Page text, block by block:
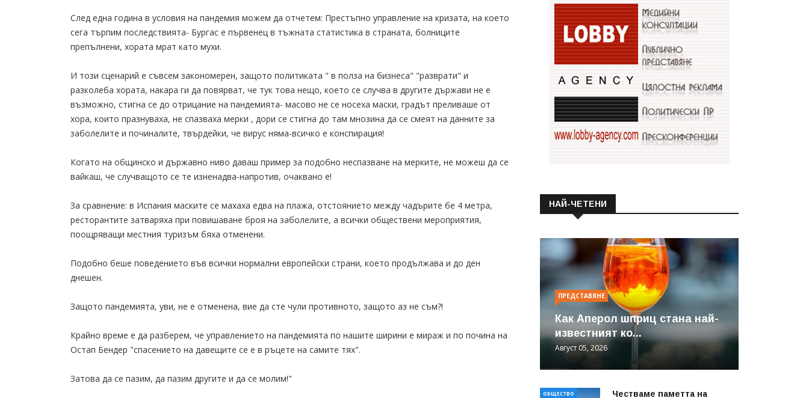
След една година в условия на пандемия можем да отчетем: Престъпно управление на кризата, на което
сега търпим последствията- Бургас е първенец в тъжната статистика в страната, болниците
препълнени, хората мрат като мухи.
И този сценарий е съвсем закономерен, защото политиката " в полза на бизнеса" "разврати" и
разколеба хората, накара ги да повярват, че тук това нещо, което се случва в другите държави не е
възможно, стигна се до отрицание на пандемията- масово не се носеха маски, градът преливаше от
хора, които празнуваха, не спазваха мерки , дори се стигна до там мнозина да се смеят на данните за
заболелите и починалите, твърдейки, че вирус няма-всичко е конспирация!
Когато на общинско и държавно ниво даваш пример за подобно неспазване на мерките, не можеш да се
вайкаш, че случващото се те изненадва-напротив, очаквано е!
За сравнение: в Испания маските се махаха едва на плажа, отстоянието между чадърите бе 4 метра,
ресторантите затваряха при повишаване броя на заболелите, а всички обществени мероприятия,
поощряващи местния туризъм бяха отменени.
Подобно беше поведението във всички нормални европейски страни, което продължава и до ден
днешен.
Защото пандемията, уви, не е отменена, вие да сте чули противното, защото аз не съм?!
Крайно време е да разберем, че управлението на пандемията по нашите ширини е мираж и по почина на
Остап Бендер "спасението на давещите се е в ръцете на самите тях".
Затова да се пазим, да пазим другите и да се молим!"
НАЙ-ЧЕТЕНИ
ПРЕДСТАВЯНЕ
Как Аперол шприц стана най-
известният ко...
Август 05, 2026
ОБЩЕСТВО
Честваме паметта на